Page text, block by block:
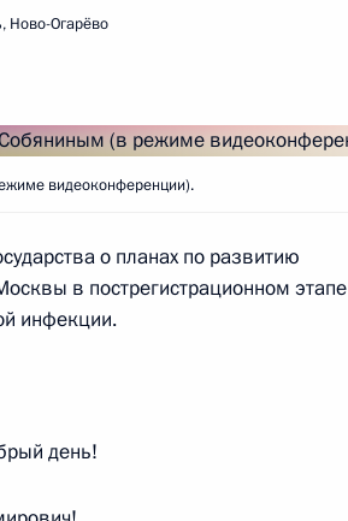
материалы
Огарёво
Ново-Огарёво
видеоконференции).
о планах по развитию
в пострегистрационном этапе
инфекции.
день!